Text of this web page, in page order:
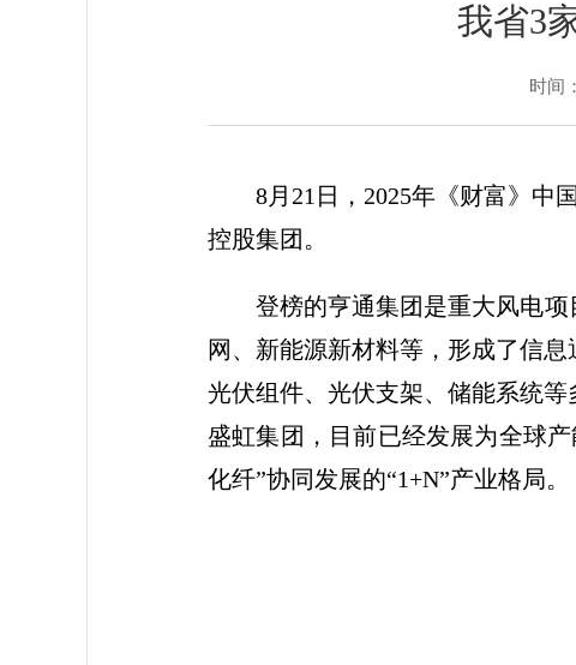
我省3
时间
8月21日，2025年《财富》中
控股集团。
登榜的亨通集团是重大风电
网、新能源新材料等，形成了信
光伏组件、光伏支架、储能系统
盛虹集团，目前已经发展为全球
化纤”协同发展的“1+N”产业格局。